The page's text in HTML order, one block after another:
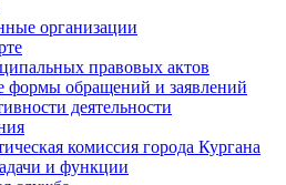
организации
правовых актов
формы обращений и заявлений
деятельности
комиссия города Кургана
и функции